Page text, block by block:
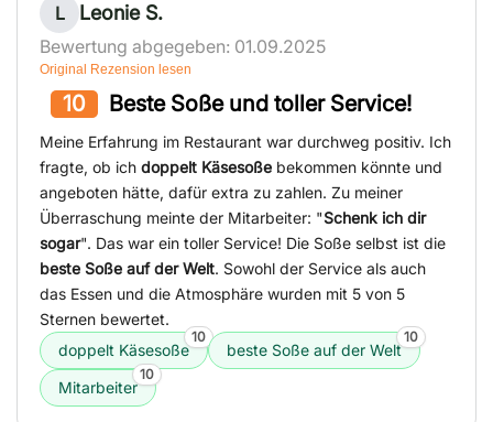
L Leonie S.
Bewertung abgegeben: 01.09.2025
Original Rezension lesen
10 Beste Soße und toller Service!
Meine Erfahrung im Restaurant war durchweg positiv. Ich
fragte, ob ich doppelt Käsesoße bekommen könnte und
angeboten hätte, dafür extra zu zahlen. Zu meiner
Überraschung meinte der Mitarbeiter: "Schenk ich dir
sogar". Das war ein toller Service! Die Soße selbst ist die
beste Soße auf der Welt. Sowohl der Service als auch
das Essen und die Atmosphäre wurden mit 5 von 5
Sternen bewertet.
doppelt Käsesoße
10
beste Soße auf der Welt
10
Mitarbeiter
10